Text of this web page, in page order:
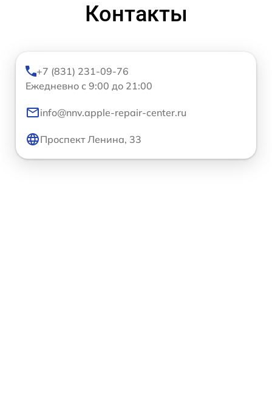
Контакты
+7 (831) 231-09-76
Ежедневно с 9:00 до 21:00
info@nnv.apple-repair-center.ru
Проспект Ленина, 33